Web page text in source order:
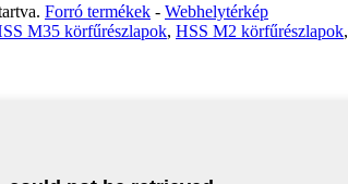
Forró termékek - Webhelytérkép
M35 körfűrészlapok, HSS M2 körfűrészlapok,